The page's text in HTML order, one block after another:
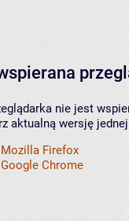
nie jest
aktualną wersję
Mozilla Firefox
Google Chrome